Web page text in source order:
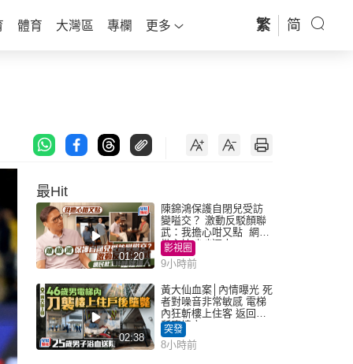
體育 大灣區 專欄 更多 繁 简
最Hit
01:20
陳錦鴻保護自閉兒受訪
變嗌交？ 激動反駁顏聯
武：我擔心咁又點 網民
批主持咄咄逼人
影視圈
9小時前
02:38
黃大仙血案│內情曝光 死
者對噪音非常敏感 電梯
內狂斬樓上住客 返回住
所墮樓亡
突發
8小時前